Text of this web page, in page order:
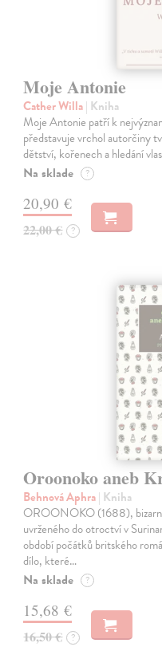
Moje Antonie
Cather Willa| Kniha
Moje Antonie patří k
představuje vrchol autorčiny
dětství, kořenech a hledání
Na sklade ?
20,90 €
22,00 € ?
Oroonoko aneb
Behnová Aphra| Kniha
OROONOKO (1688),
uvrženého do otroctví v
období počátků britského
dílo, které…
Na sklade ?
15,68 €
16,50 € ?